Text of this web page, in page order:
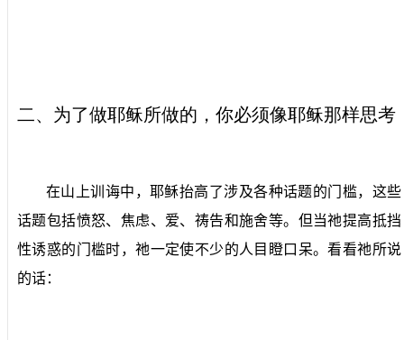
二、 为了做耶稣所做的，你必须像耶稣那样思考
在山上训诲中，耶稣抬高了涉及各种话题的门槛，这些
话题包括愤怒、焦虑、爱、祷告和施舍等。但当祂提高抵挡
性诱惑的门槛时，祂一定使不少的人目瞪口呆。看看祂所说
的话：